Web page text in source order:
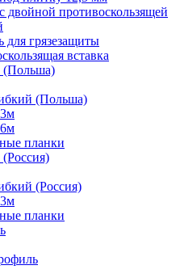
двойной противоскользящей
для грязезащиты
вставка
(Польша)
(Польша)
планки
(Россия)
планки